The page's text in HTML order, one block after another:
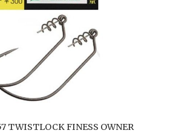
TWISTLOCK FINESS OWNER